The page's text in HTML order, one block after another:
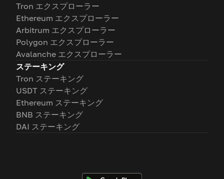
Tron エクスプローラー
Ethereum エクスプローラー
Arbitrum エクスプローラー
Polygon エクスプローラー
Avalanche エクスプローラー
ステーキング
Tron ステーキング
USDT ステーキング
Ethereum ステーキング
BNB ステーキング
DAI ステーキング